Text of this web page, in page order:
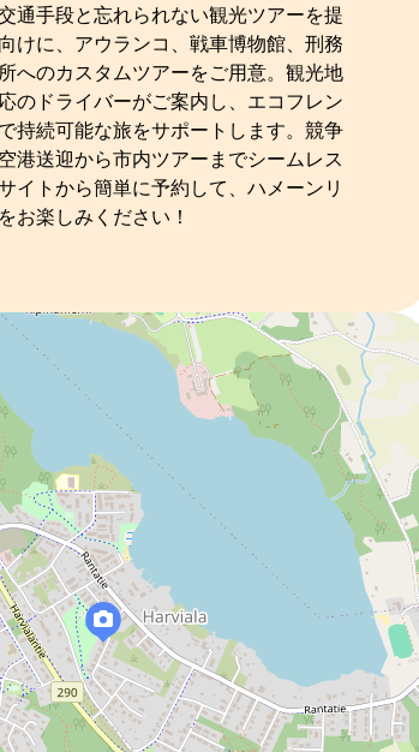
通手段と忘れられない観光ツアーを提
けに、アウランコ、戦車博物館、刑務
へのカスタムツアーをご用意。観光地
のドライバーがご案内し、エコフレン
持続可能な旅をサポートします。競争
港送迎から市内ツアーまでシームレス
イトから簡単に予約して、ハメーンリ
お楽しみください！